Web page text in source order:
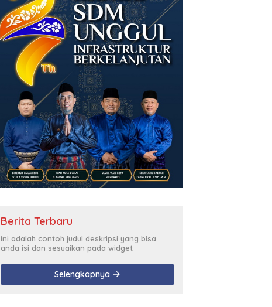
Berita Terbaru
Ini adalah contoh judul deskripsi yang bisa
anda isi dan sesuaikan pada widget
Selengkapnya